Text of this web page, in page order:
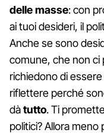
delle masse: con
ai tuoi desideri, il
Anche se sono
comune, che non
richiedono di
riflettere perché
dàtutto. Ti
politici? Allora meno